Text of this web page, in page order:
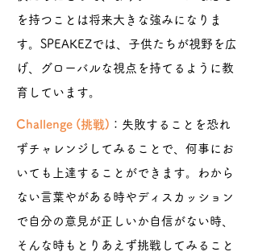
を持つことは将来大きな強みになりま
す。SPEAKEZでは、子供たちが視野を広
げ、グローバルな視点を持てるように教
育しています​。
Challenge (挑戦) ：失敗することを恐れ
ずチャレンジしてみることで、何事にお
いても上達することができます。わから
ない言葉やがある時やディスカッション
で自分の意見が正しいか自信がない時、
そんな時もとりあえず挑戦してみること